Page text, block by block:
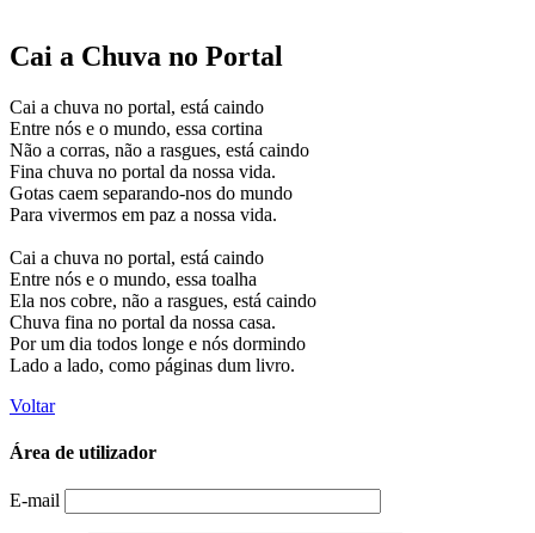
Cai a Chuva no Portal
Cai a chuva no portal, está caindo
Entre nós e o mundo, essa cortina
Não a corras, não a rasgues, está caindo
Fina chuva no portal da nossa vida.
Gotas caem separando-nos do mundo
Para vivermos em paz a nossa vida.
Cai a chuva no portal, está caindo
Entre nós e o mundo, essa toalha
Ela nos cobre, não a rasgues, está caindo
Chuva fina no portal da nossa casa.
Por um dia todos longe e nós dormindo
Lado a lado, como páginas dum livro.
Voltar
Área de utilizador
E-mail